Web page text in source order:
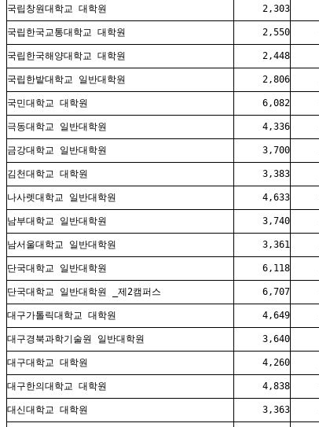
국립창원대학교 대학원 2,303
국립한국교통대학교 대학원 2,550
국립한국해양대학교 대학원 2,448
국립한밭대학교 일반대학원 2,806
국민대학교 대학원 6,082
극동대학교 일반대학원 4,336
금강대학교 일반대학원 3,700
김천대학교 대학원 3,383
나사렛대학교 일반대학원 4,633
남부대학교 일반대학원 3,740
남서울대학교 일반대학원 3,361
단국대학교 일반대학원 6,118
단국대학교 일반대학원 _제2캠퍼스 6,707
대구가톨릭대학교 대학원 4,649
대구경북과학기술원 일반대학원 3,640
대구대학교 대학원 4,260
대구한의대학교 대학원 4,838
대신대학교 대학원 3,363